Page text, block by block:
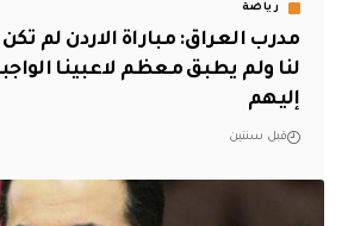
رياضة
مدرب العراق: مباراة الاردن لم
لنا ولم يطبق معظم لاعبينا
إليهم
قبل سنتين